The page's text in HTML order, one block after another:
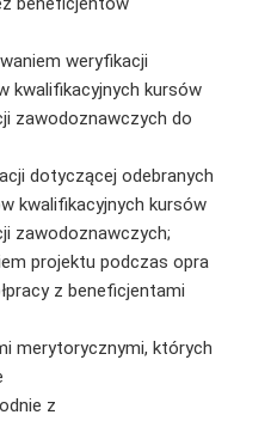
weryfikacji
kwalifikacyjnych kursów
zawodoznawczych do
dotyczącej odebranych
kwalifikacyjnych kursów
zawodoznawczych;
projektu podczas opra
z beneficjentami
merytorycznymi, których
z